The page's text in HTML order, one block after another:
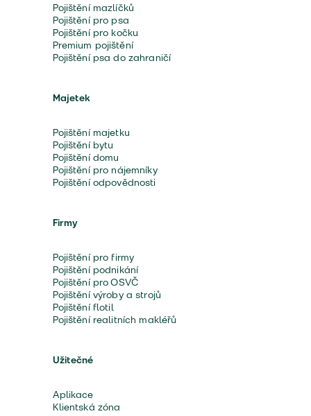
Pojištění mazlíčků
Pojištění pro psa
Pojištění pro kočku
Premium pojištění
Pojištění psa do zahraničí
Majetek
Pojištění majetku
Pojištění bytu
Pojištění domu
Pojištění pro nájemníky
Pojištění odpovědnosti
Firmy
Pojištění pro firmy
Pojištění podnikání
Pojištění pro OSVČ
Pojištění výroby a strojů
Pojištění flotil
Pojištění realitních makléřů
Užitečné
Aplikace
Klientská zóna